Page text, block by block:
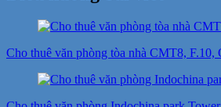
Cho thuê văn phòng tòa nhà CMT8, F.10,